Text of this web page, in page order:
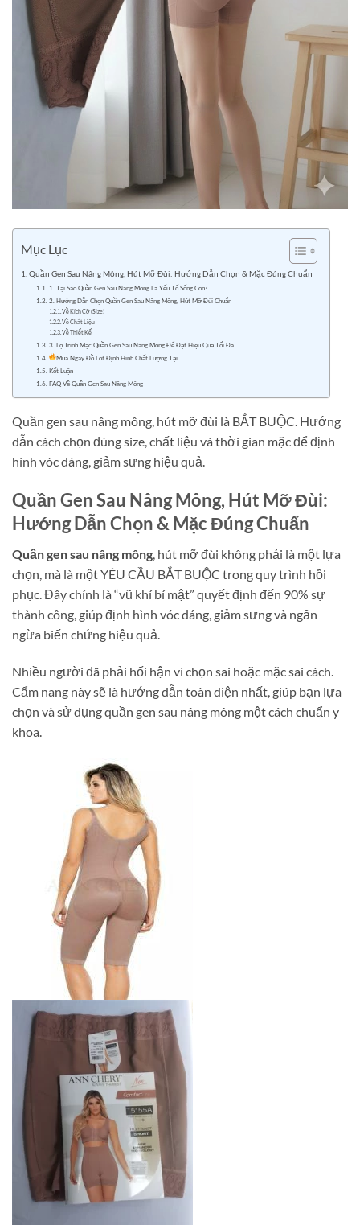
Mục Lục
Quần Gen Sau Nâng Mông, Hút Mỡ Đùi: Hướng Dẫn Chọn & Mặc Đúng Chuẩn
1. Tại Sao Quần Gen Sau Nâng Mông Là Yếu Tố Sống Còn?
2. Hướng Dẫn Chọn Quần Gen Sau Nâng Mông, Hút Mỡ Đùi Chuẩn
Về Kích Cỡ (Size)
Về Chất Liệu
Về Thiết Kế
3. Lộ Trình Mặc Quần Gen Sau Nâng Mông Để Đạt Hiệu Quả Tối Đa
Mua Ngay Đồ Lót Định Hình Chất Lượng Tại
Kết Luận
FAQ Về Quần Gen Sau Nâng Mông
Quần gen sau nâng mông, hút mỡ đùi là BẮT BUỘC. Hướng
dẫn cách chọn đúng size, chất liệu và thời gian mặc để định
hình vóc dáng, giảm sưng hiệu quả.
Quần Gen Sau Nâng Mông, Hút Mỡ Đùi:
Hướng Dẫn Chọn & Mặc Đúng Chuẩn
Quần gen sau nâng mông, hút mỡ đùi không phải là một lựa
chọn, mà là một YÊU CẦU BẮT BUỘC trong quy trình hồi
phục. Đây chính là “vũ khí bí mật” quyết định đến 90% sự
thành công, giúp định hình vóc dáng, giảm sưng và ngăn
ngừa biến chứng hiệu quả.
Nhiều người đã phải hối hận vì chọn sai hoặc mặc sai cách.
Cẩm nang này sẽ là hướng dẫn toàn diện nhất, giúp bạn lựa
chọn và sử dụng quần gen sau nâng mông một cách chuẩn y
khoa.